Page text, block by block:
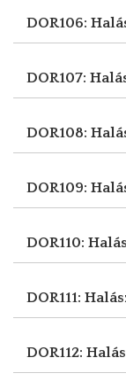
DOR106:
DOR107:
DOR108:
DOR109:
DOR110:
DOR111:
DOR112: